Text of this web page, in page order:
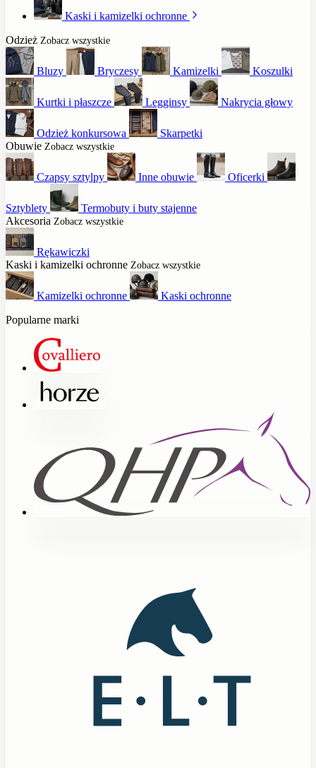
Kaski i kamizelki ochronne
Odzież Zobacz wszystkie
Bluzy Bryczesy Kamizelki Koszulki
Kurtki i płaszcze Legginsy Nakrycia głowy
Odzież konkursowa
Skarpetki
Obuwie Zobacz wszystkie
Czapsy sztylpy Inne obuwie Oficerki
Sztyblety
Termobuty i buty stajenne
Akcesoria Zobacz wszystkie
Rękawiczki
Kaski i kamizelki ochronne Zobacz wszystkie
Kamizelki ochronne
Kaski ochronne
Popularne marki